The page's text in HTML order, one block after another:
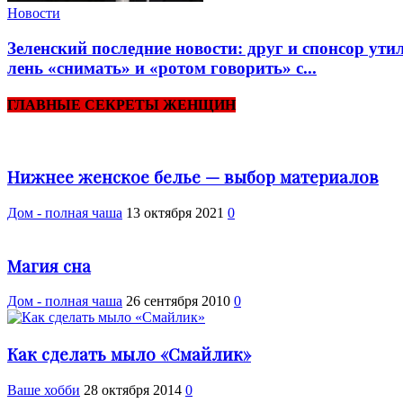
Новости
Зеленский последние новости: друг и спонсор
лень «снимать» и «ротом говорить» с...
ГЛАВНЫЕ СЕКРЕТЫ ЖЕНЩИН
Нижнее женское белье — выбор материалов
Дом - полная чаша 13 октября 2021 0
Магия сна
Дом - полная чаша 26 сентября 2010 0
Как сделать мыло «Смайлик»
Ваше хобби 28 октября 2014 0